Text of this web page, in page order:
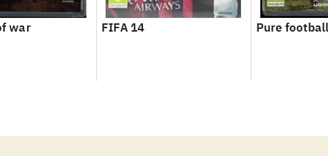
war FIFA 14 Pure